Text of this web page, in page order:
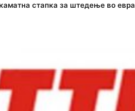
стапка за штедење во